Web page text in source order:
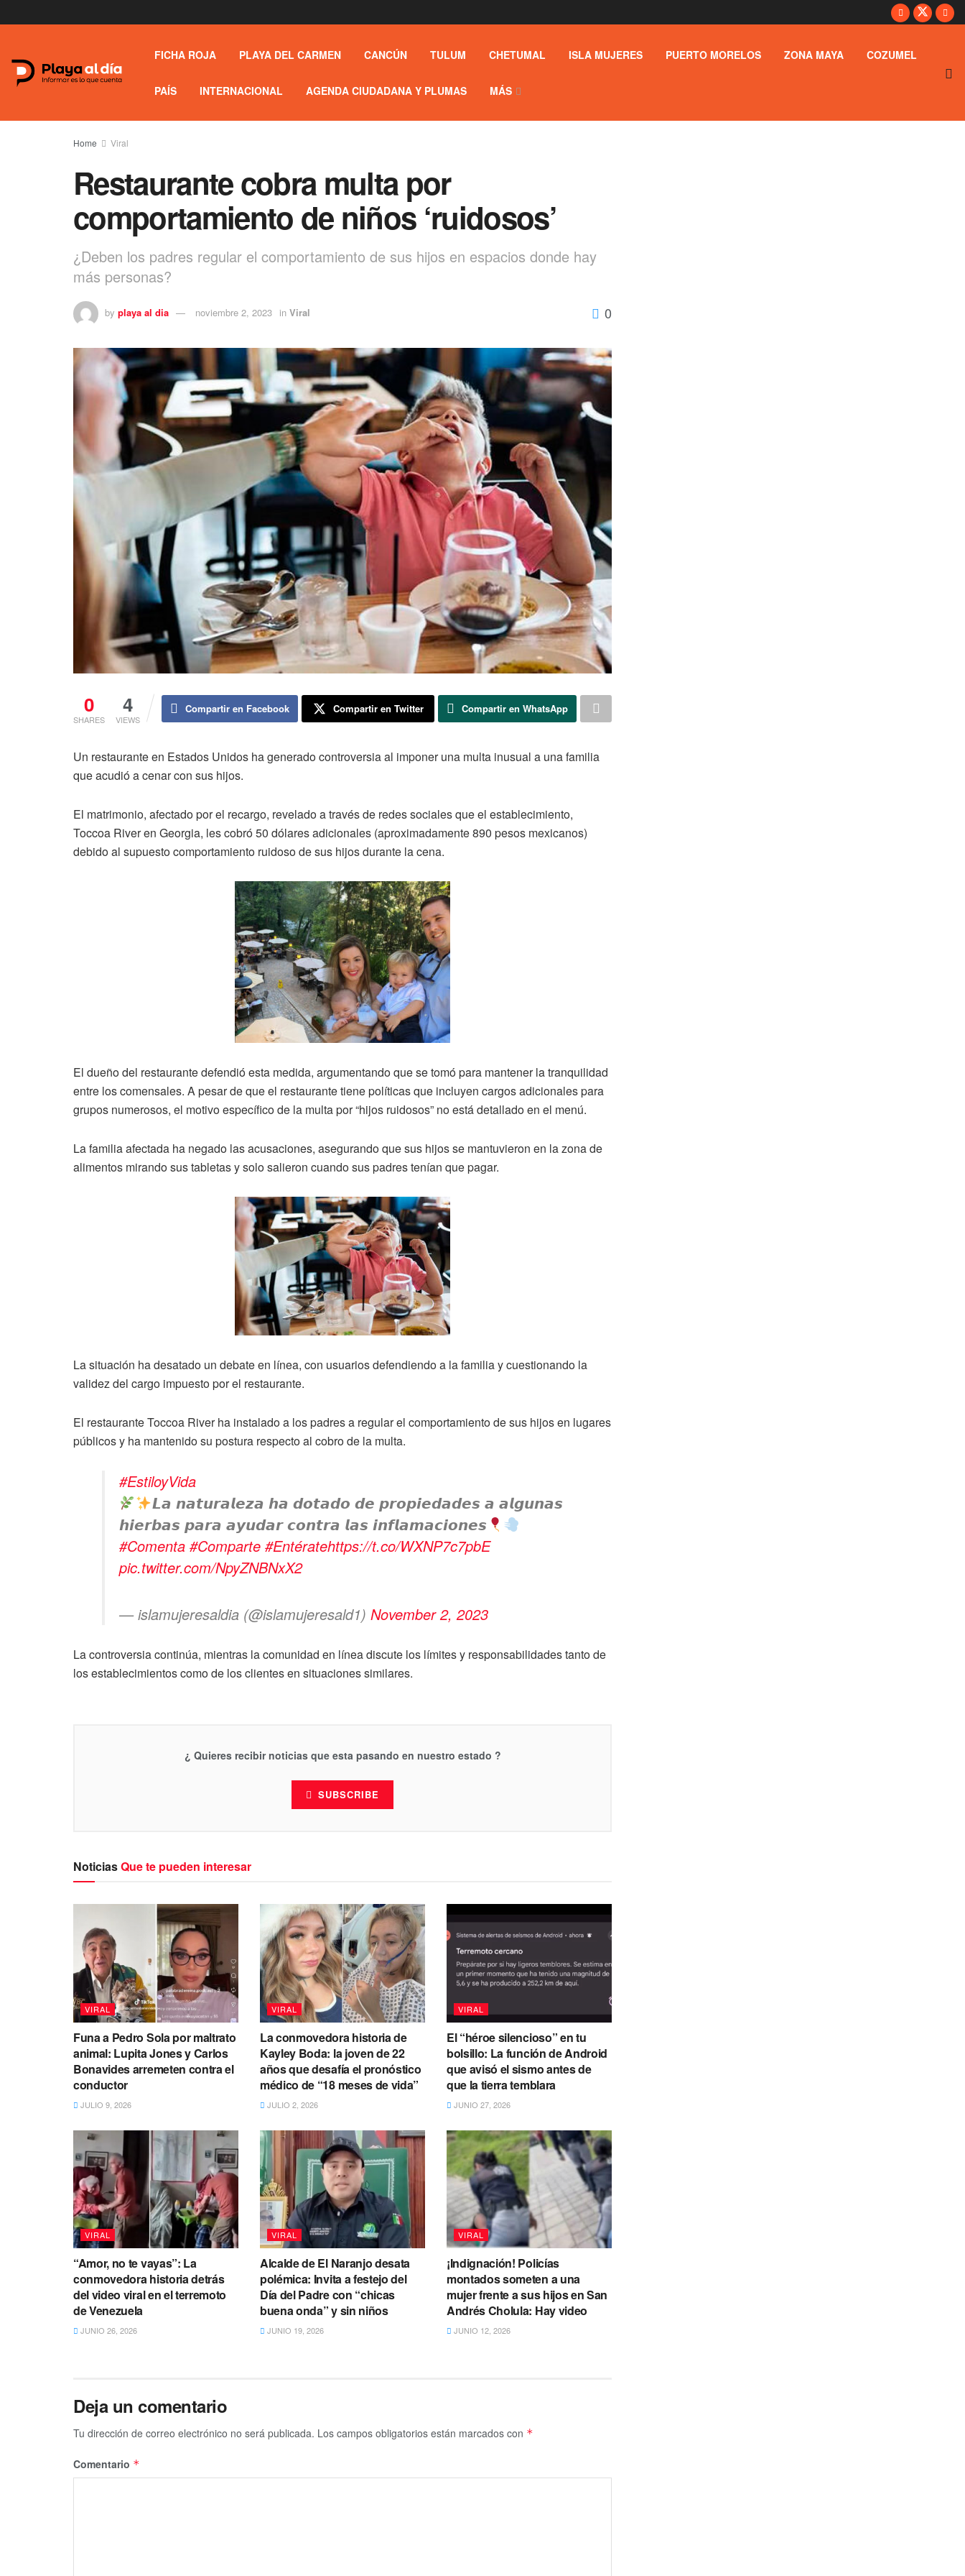
FICHA ROJA PLAYA DEL CARMEN CANCÚN TULUM CHETUMAL ISLA MUJERES PUERTO MORELOS ZONA MAYA COZUMEL
PAÍS INTERNACIONAL AGENDA CIUDADANA Y PLUMAS MÁS
Home Viral
Restaurante cobra multa por
comportamiento de niños ‘ruidosos’
¿Deben los padres regular el comportamiento de sus hijos en espacios donde hay
más personas?
by playa al dia noviembre 2, 2023 in Viral 0
0
SHARES
4
VIEWS
Compartir en Facebook Compartir en Twitter Compartir en WhatsApp
Un restaurante en Estados Unidos ha generado controversia al imponer una multa inusual a una familia
que acudió a cenar con sus hijos.
El matrimonio, afectado por el recargo, revelado a través de redes sociales que el establecimiento,
Toccoa River en Georgia, les cobró 50 dólares adicionales (aproximadamente 890 pesos mexicanos)
debido al supuesto comportamiento ruidoso de sus hijos durante la cena.
El dueño del restaurante defendió esta medida, argumentando que se tomó para mantener la tranquilidad
entre los comensales. A pesar de que el restaurante tiene políticas que incluyen cargos adicionales para
grupos numerosos, el motivo específico de la multa por “hijos ruidosos” no está detallado en el menú.
La familia afectada ha negado las acusaciones, asegurando que sus hijos se mantuvieron en la zona de
alimentos mirando sus tabletas y solo salieron cuando sus padres tenían que pagar.
La situación ha desatado un debate en línea, con usuarios defendiendo a la familia y cuestionando la
validez del cargo impuesto por el restaurante.
El restaurante Toccoa River ha instalado a los padres a regular el comportamiento de sus hijos en lugares
públicos y ha mantenido su postura respecto al cobro de la multa.
#EstiloyVida
𝙇𝙖 𝙣𝙖𝙩𝙪𝙧𝙖𝙡𝙚𝙯𝙖 𝙝𝙖 𝙙𝙤𝙩𝙖𝙙𝙤 𝙙𝙚 𝙥𝙧𝙤𝙥𝙞𝙚𝙙𝙖𝙙𝙚𝙨 𝙖 𝙖𝙡𝙜𝙪𝙣𝙖𝙨
𝙝𝙞𝙚𝙧𝙗𝙖𝙨 𝙥𝙖𝙧𝙖 𝙖𝙮𝙪𝙙𝙖𝙧 𝙘𝙤𝙣𝙩𝙧𝙖 𝙡𝙖𝙨 𝙞𝙣𝙛𝙡𝙖𝙢𝙖𝙘𝙞𝙤𝙣𝙚𝙨
#Comenta #Comparte #Entératehttps://t.co/WXNP7c7pbE
pic.twitter.com/NpyZNBNxX2
— islamujeresaldia (@islamujeresald1) November 2, 2023
La controversia continúa, mientras la comunidad en línea discute los límites y responsabilidades tanto de
los establecimientos como de los clientes en situaciones similares.
¿ Quieres recibir noticias que esta pasando en nuestro estado ?
SUBSCRIBE
NoticiasQue te pueden interesar
VIRAL
Funa a Pedro Sola por maltrato
animal: Lupita Jones y Carlos
Bonavides arremeten contra el
conductor
JULIO 9, 2026
VIRAL
La conmovedora historia de
Kayley Boda: la joven de 22
años que desafía el pronóstico
médico de “18 meses de vida”
JULIO 2, 2026
VIRAL
El “héroe silencioso” en tu
bolsillo: La función de Android
que avisó el sismo antes de
que la tierra temblara
JUNIO 27, 2026
VIRAL
“Amor, no te vayas”: La
conmovedora historia detrás
del video viral en el terremoto
de Venezuela
JUNIO 26, 2026
VIRAL
Alcalde de El Naranjo desata
polémica: Invita a festejo del
Día del Padre con “chicas
buena onda” y sin niños
JUNIO 19, 2026
VIRAL
¡Indignación! Policías
montados someten a una
mujer frente a sus hijos en San
Andrés Cholula: Hay video
JUNIO 12, 2026
Deja un comentario
Tu dirección de correo electrónico no será publicada. Los campos obligatorios están marcados con *
Comentario *